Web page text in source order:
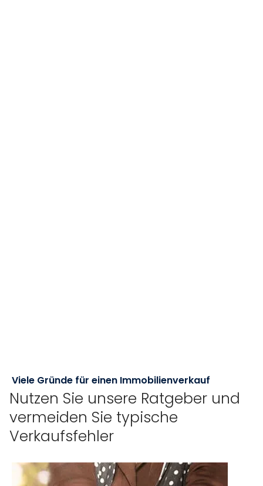
Viele Gründe für einen Immobilienverkauf
Nutzen Sie unsere Ratgeber und
vermeiden Sie typische
Verkaufsfehler